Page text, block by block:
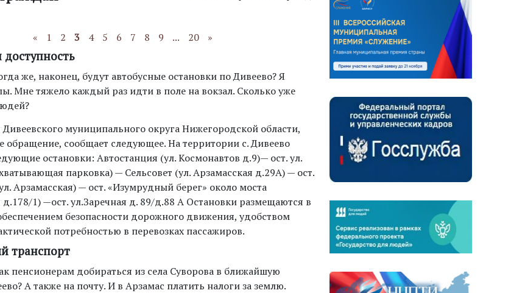
«
1 2 3 4 5 6 7 8 9 ... 20 »
же, наконец, будут автобусные остановки по Дивеево? Я
Мне тяжело каждый раз идти в поле на вокзал. Сколько уже
муниципального округа Нижегородской области,
обращение, сообщает следующее. На территории с. Дивеево
остановки: Автостанция (ул. Космонавтов д.9)— ост. ул.
парковка) — Сельсовет (ул. Арзамасская д.29А) — ост.
Арзамасская) — ост. «Изумрудный берег» около моста
д.178/1) —ост. ул.Заречная д. 89/д.88 А Остановки размещаются в
безопасности дорожного движения, удобством
потребностью в перевозках пассажиров.
транспорт
пенсионерам добираться из села Суворова в ближайшую
А также на почту. И в Арзамас платить налоги за землю.